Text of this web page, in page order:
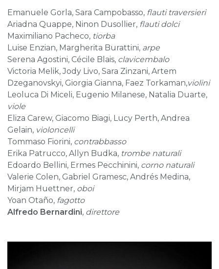
Emanuele Gorla, Sara Campobasso, flauti traversieri
Ariadna Quappe, Ninon Dusollier, flauti dolci
Maximiliano Pacheco, tiorba
Luise Enzian, Margherita Burattini, arpe
Serena Agostini, Cécile Blais, clavicembalo
Victoria Melik, Jody Livo, Sara Zinzani, Artem
Dzeganovskyi, Giorgia Gianna, Faez Torkaman,violini
Leoluca Di Miceli, Eugenio Milanese, Natalia Duarte,
viole
Eliza Carew, Giacomo Biagi, Lucy Perth, Andrea
Gelain, violoncelli
Tommaso Fiorini, contrabbasso
Erika Patrucco, Allyn Budka, trombe naturali
Edoardo Bellini, Ermes Pecchinini, corno naturali
Valerie Colen, Gabriel Gramesc, Andrés Medina,
Mirjam Huettner, oboi
Yoan Otaño, fagotto
Alfredo Bernardini, direttore